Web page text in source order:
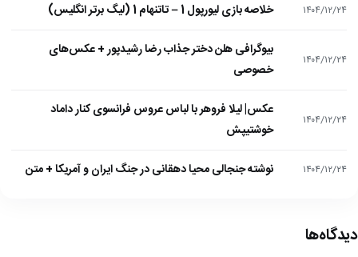
۱۴۰۴/۱۲/۲۴ خلاصه بازی لیورپول 1 – تاتنهام 1 (لیگ برتر انگلیس)
۱۴۰۴/۱۲/۲۴
بیوگرافی هلن دختر جذاب رضا رشیدپور + عکس‌های
خصوصی
۱۴۰۴/۱۲/۲۴
عکس| لیلا فروهر با لباس عروس فرانسوی کنار داماد
خوشتیپش
۱۴۰۴/۱۲/۲۴ نوشته جنجالی محیا دهقانی در جنگ ایران و آمریکا + متن
دیدگاه‌ها